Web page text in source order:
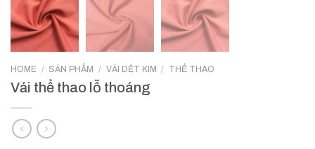
HOME / SẢN PHẨM / VẢI DỆT KIM / THỂ THAO
Vải thể thao lỗ thoáng